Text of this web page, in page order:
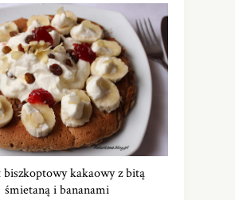
kakaowy z bitą
śmietaną i bananami